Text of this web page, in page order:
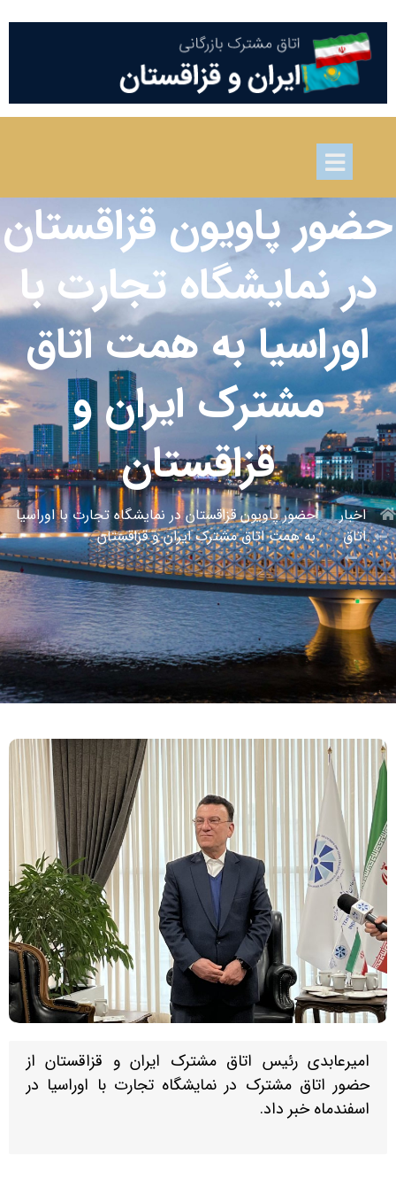
حضور پاویون قزاقستان
در نمایشگاه تجارت با
اوراسیا به همت اتاق
مشترک ایران و
قزاقستان
اخبار
اتاق
حضور پاویون قزاقستان در نمایشگاه تجارت با اوراسیا
به همت اتاق مشترک ایران و قزاقستان
امیرعابدی رئیس اتاق مشترک ایران و قزاقستان از
حضور اتاق مشترک در نمایشگاه تجارت با اوراسیا در
اسفندماه خبر داد.